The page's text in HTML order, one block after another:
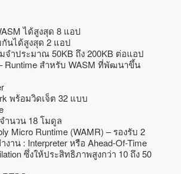
ได้สูงสุด 8 แอป
นได้สูงสุด 2 แอป
จำประมาณ 50KB ถึง 200KB ต่อแอป
Runtime สำหรับ WASM ที่พัฒนาขึ้น
พร้อมวิดเจ็ต 32 แบบ
ำนวน 18 โมดูล
Micro Runtime (WAMR) – รองรับ 2
าน : Interpreter หรือ Ahead-Of-Time
ซึ่งให้ประสิทธิภาพสูงกว่า 10 ถึง 50